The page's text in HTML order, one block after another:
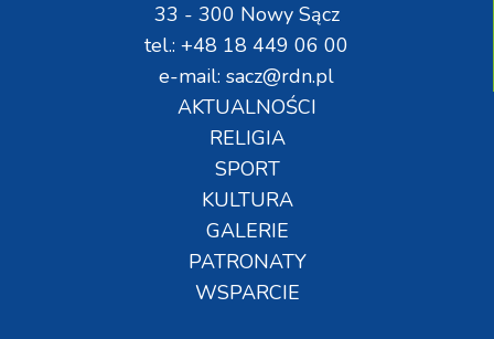
33 - 300 Nowy Sącz
tel.: +48 18 449 06 00
e-mail: sacz@rdn.pl
AKTUALNOŚCI
RELIGIA
SPORT
KULTURA
GALERIE
PATRONATY
WSPARCIE